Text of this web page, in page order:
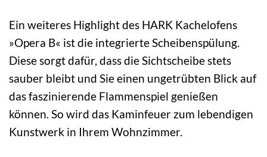
Ein weiteres Highlight des HARK Kachelofens
»Opera B« ist die integrierte Scheibenspülung.
Diese sorgt dafür, dass die Sichtscheibe stets
sauber bleibt und Sie einen ungetrübten Blick auf
das faszinierende Flammenspiel genießen
können. So wird das Kaminfeuer zum lebendigen
Kunstwerk in Ihrem Wohnzimmer.